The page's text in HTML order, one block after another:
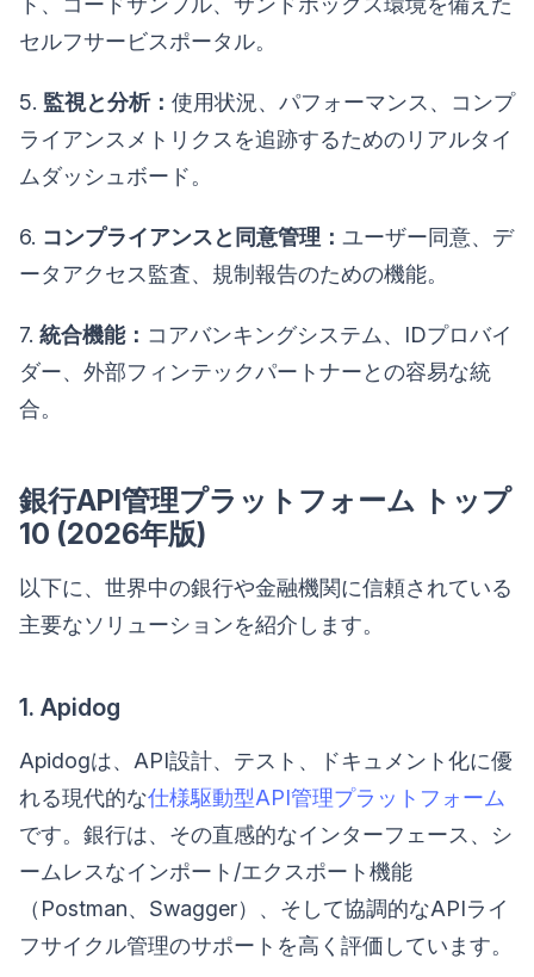
セルフサービスポータル。
5. 監視と分析： 使用状況、パフォーマンス、コンプ
ライアンスメトリクスを追跡するためのリアルタイ
ムダッシュボード。
6. コンプライアンスと同意管理： ユーザー同意、デ
ータアクセス監査、規制報告のための機能。
7. 統合機能： コアバンキングシステム、IDプロバイ
ダー、外部フィンテックパートナーとの容易な統
合。
銀行API管理プラットフォーム トップ
10 (2026年版)
以下に、世界中の銀行や金融機関に信頼されている
主要なソリューションを紹介します。
1. Apidog
Apidogは、API設計、テスト、ドキュメント化に優
れる現代的な仕様駆動型API管理プラットフォーム
です。銀行は、その直感的なインターフェース、シ
ームレスなインポート/エクスポート機能
（Postman、Swagger）、そして協調的なAPIライ
フサイクル管理のサポートを高く評価しています。